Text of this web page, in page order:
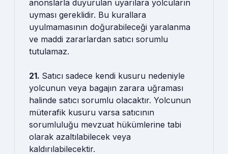
anonslarla duyurulan uyarılara yolcuların
uyması gereklidir. Bu kurallara
uyulmamasının doğurabileceği yaralanma
ve maddi zararlardan satıcı sorumlu
tutulamaz.
21. Satıcı sadece kendi kusuru nedeniyle
yolcunun veya bagajın zarara uğraması
halinde satıcı sorumlu olacaktır. Yolcunun
müterafik kusuru varsa satıcının
sorumluluğu mevzuat hükümlerine tabi
olarak azaltılabilecek veya
kaldırılabilecektir.